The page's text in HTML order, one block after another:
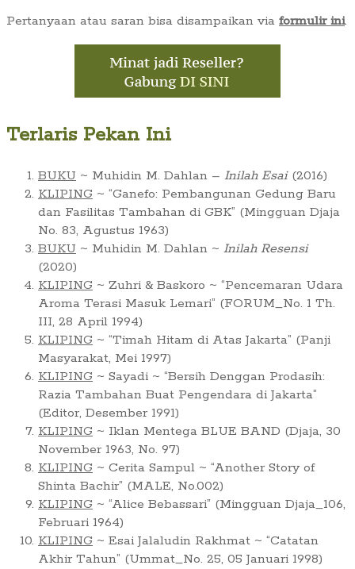
Pertanyaan atau saran bisa disampaikan via formulir ini.
Terlaris Pekan Ini
BUKU ~ Muhidin M. Dahlan – Inilah Esai(2016)
KLIPING ~ “Ganefo: Pembangunan Gedung Baru
dan Fasilitas Tambahan di GBK” (Mingguan Djaja
No. 83, Agustus 1963)
BUKU ~ Muhidin M. Dahlan ~ Inilah Resensi
(2020)
KLIPING ~ Zuhri & Baskoro ~ “Pencemaran Udara
Aroma Terasi Masuk Lemari” (FORUM_No. 1 Th.
III, 28 April 1994)
KLIPING ~ “Timah Hitam di Atas Jakarta” (Panji
Masyarakat, Mei 1997)
KLIPING ~ Sayadi ~ “Bersih Denggan Prodasih:
Razia Tambahan Buat Pengendara di Jakarta”
(Editor, Desember 1991)
KLIPING ~ Iklan Mentega BLUE BAND (Djaja, 30
November 1963, No. 97)
KLIPING ~ Cerita Sampul ~ “Another Story of
Shinta Bachir” (MALE, No.002)
KLIPING ~ “Alice Bebassari” (Mingguan Djaja_106,
Februari 1964)
KLIPING ~ Esai Jalaludin Rakhmat ~ “Catatan
Akhir Tahun” (Ummat_No. 25, 05 Januari 1998)